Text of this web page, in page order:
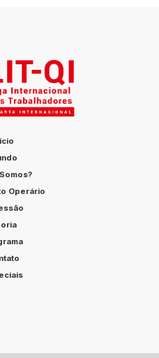
Operário